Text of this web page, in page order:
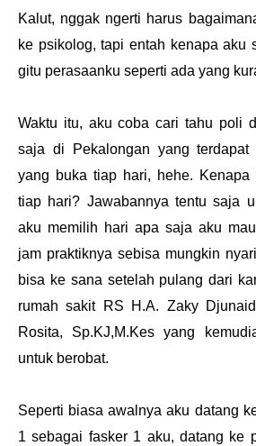
Kalut, nggak ngerti harus
ke psikolog, tapi entah kenapa aku
gitu perasaanku seperti ada yang
Waktu itu, aku coba cari tahu poli
saja di Pekalongan yang terdapat
yang buka tiap hari, hehe.
tiap hari? Jawabannya tentu saja
aku memilih hari apa saja aku
jam praktiknya sebisa mungkin
bisa ke sana setelah pulang dari
rumah sakit RS H.A. Zaky
Rosita, Sp.KJ,M.Kes yang
untuk berobat.
Seperti biasa awalnya aku datang
1 sebagai fasker 1 aku, datang ke